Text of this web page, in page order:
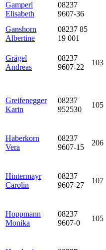
Gamperl
Elisabeth
08237
9607-36
Ganshorn
Albertine
08237 85
19 001
Grägel
Andreas
08237
9607-22
103
Greifenegger
Karin
08237
952530
105
Haberkorn
Vera
08237
9607-15
206
Hintermayr
Carolin
08237
9607-27
107
Hoppmann
Monika
08237
9607-0
105